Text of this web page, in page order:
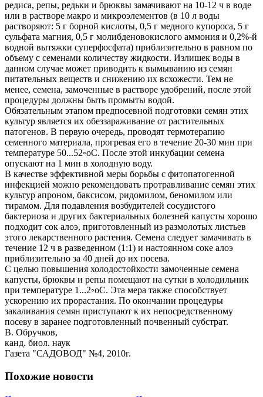
редиса, репы, редьки и брюквы замачивают на 10-12 ч в воде
или в растворе макро­ и микроэлементов (в 10 л воды
растворяют: 5 г борной кислоты, 0,5 г медного купороса, 5 г
сульфата магния, 0,5 г молибденово­кислого аммония и 0,2%-й
водной вытяжки суперфосфата) приблизительно в равном по
объему с семенами количеству жидкости. Излишек воды в
данном случае может приводить к вымыванию из семян
питательных веществ и снижению их всхожести. Тем не
менее, семена, замоченные в растворе удобрений, после этой
процедуры должны быть промыты водой.
Обязательным этапом предпосевной подготовки семян этих
культур является их обеззараживание от растительных
патогенов. В первую очередь, проводят термотерапию
семенного материала, прогревая его в течение 20-30 мин при
температуре 50...52◦оС. После этой инкубации семена
опускают на 1 мин в холодную воду.
В качестве эффективной меры борьбы с фитопатогенной
инфекцией можно рекомендовать протравливание семян этих
культур апроном, баксисом, ридомилом, беномилом или
тирамом. Для подавления возбудителей сосудистого
бактериоза и других бактериальных болезней капусты хорошо
подходит сок алоэ, приготовленный из размолотых листьев
этого лекарственного растения. Семена следует замачивать в
течение 12 ч в разведенном (1:1) и настоянном соке алоэ
приблизительно за 40 дней до их посева.
С целью повышения холодостойкости замоченные семена
капусты, брюквы и репы помещают на сутки в холодильник
при температуре 1...2◦оС. Эта мера также способствует
ускорению их прорастания. По окончании процедуры
закаливания семян приступают к их непосредственному
посеву в заранее подготовленный почвенный субстрат.
В. Обручков,
канд. биол. наук
Газета "САДОВОД" №4, 2010г.
Похожие новости